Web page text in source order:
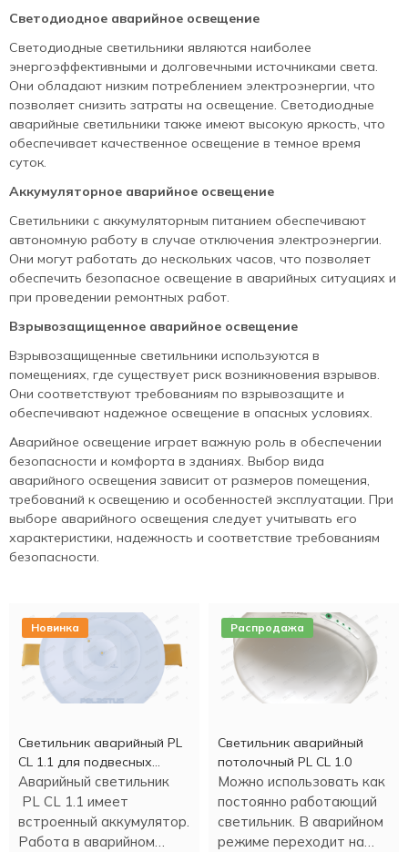
Светодиодное аварийное освещение
Светодиодные светильники являются наиболее
энергоэффективными и долговечными источниками света.
Они обладают низким потреблением электроэнергии, что
позволяет снизить затраты на освещение. Светодиодные
аварийные светильники также имеют высокую яркость, что
обеспечивает качественное освещение в темное время
суток.
Аккумуляторное аварийное освещение
Светильники с аккумуляторным питанием обеспечивают
автономную работу в случае отключения электроэнергии.
Они могут работать до нескольких часов, что позволяет
обеспечить безопасное освещение в аварийных ситуациях и
при проведении ремонтных работ.
Взрывозащищенное аварийное освещение
Взрывозащищенные светильники используются в
помещениях, где существует риск возникновения взрывов.
Они соответствуют требованиям по взрывозащите и
обеспечивают надежное освещение в опасных условиях.
Аварийное освещение играет важную роль в обеспечении
безопасности и комфорта в зданиях. Выбор вида
аварийного освещения зависит от размеров помещения,
требований к освещению и особенностей эксплуатации. При
выборе аварийного освещения следует учитывать его
характеристики, надежность и соответствие требованиям
безопасности.
Новинка
Светильник аварийный PL
CL 1.1 для подвесных
потолков
Аварийный светильник
PL CL 1.1 имеет
встроенный аккумулятор.
Работа в аварийном
Распродажа
Светильник аварийный
потолочный PL CL 1.0
Можно использовать как
постоянно работающий
светильник. В аварийном
режиме переходит на